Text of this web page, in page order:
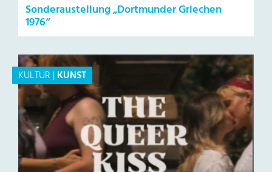
Sonderaustellung „Dortmunder Griechen
1976“
KULTUR |KUNST